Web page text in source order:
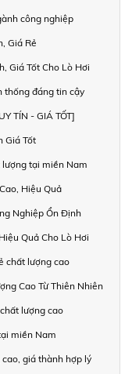
công nghiệp
Giá Rẻ
Giá Tốt Cho Lò Hơi
thống đáng tin cậy
TÍN - GIÁ TỐT]
Giá Tốt
tại miền Nam
Hiệu Quả
Nghiệp Ổn Định
Quả Cho Lò Hơi
chất lượng cao
Cao Từ Thiên Nhiên
lượng cao
miền Nam
giá thành hợp lý